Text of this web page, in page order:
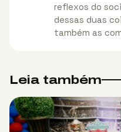
reflexos do
dessas duas
também as
Leia também